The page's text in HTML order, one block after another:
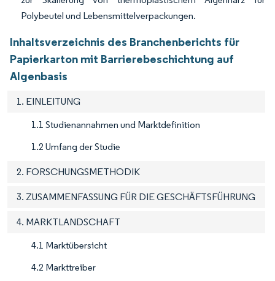
Polybeutel und Lebensmittelverpackungen.
Inhaltsverzeichnis des Branchenberichts für
Papierkarton mit Barrierebeschichtung auf
Algenbasis
1. EINLEITUNG
1.1 Studienannahmen und Marktdefinition
1.2 Umfang der Studie
2. FORSCHUNGSMETHODIK
3. ZUSAMMENFASSUNG FÜR DIE GESCHÄFTSFÜHRUNG
4. MARKTLANDSCHAFT
4.1 Marktübersicht
4.2 Markttreiber